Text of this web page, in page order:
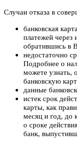
Случаи отказа в
банковская
платежей через
обратившись в
недостаточно
Подробнее о
можете узнать,
банковскую
данные
истек срок
карты, как
месяц и год, до
о сроке
банк,